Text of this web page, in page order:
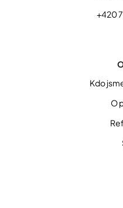
+420
Kdo
O